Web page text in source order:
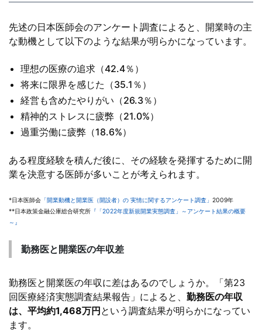
先述の日本医師会のアンケート調査によると、開業時の主
な動機として以下のような結果が明らかになっています。
理想の医療の追求（42.4％）
将来に限界を感じた（35.1％）
経営も含めたやりがい（26.3％）
精神的ストレスに疲弊（21.0%）
過重労働に疲弊（18.6%）
ある程度経験を積んだ後に、その経験を発揮するために開
業を決意する医師が多いことが考えられます。
*日本医師会 「開業動機と開業医（開設者）の 実情に関するアンケート調査」 2009年
**日本政策金融公庫総合研究所 『「2022年度新規開業実態調査」～アンケート結果の概要
～』
勤務医と開業医の年収差
勤務医と開業医の年収に差はあるのでしょうか。「第23
回医療経済実態調査結果報告」によると、 勤務医の年収
は、平均約1,468万円 という調査結果が明らかになってい
ます。